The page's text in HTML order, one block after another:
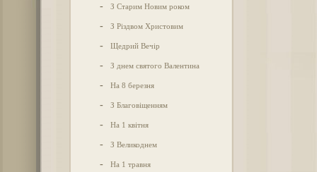
- З Старим Новим роком
- З Різдвом Христовим
- Щедрий Вечір
- З днем святого Валентина
- На 8 березня
- З Благовіщенням
- На 1 квітня
- З Великоднем
- На 1 травня